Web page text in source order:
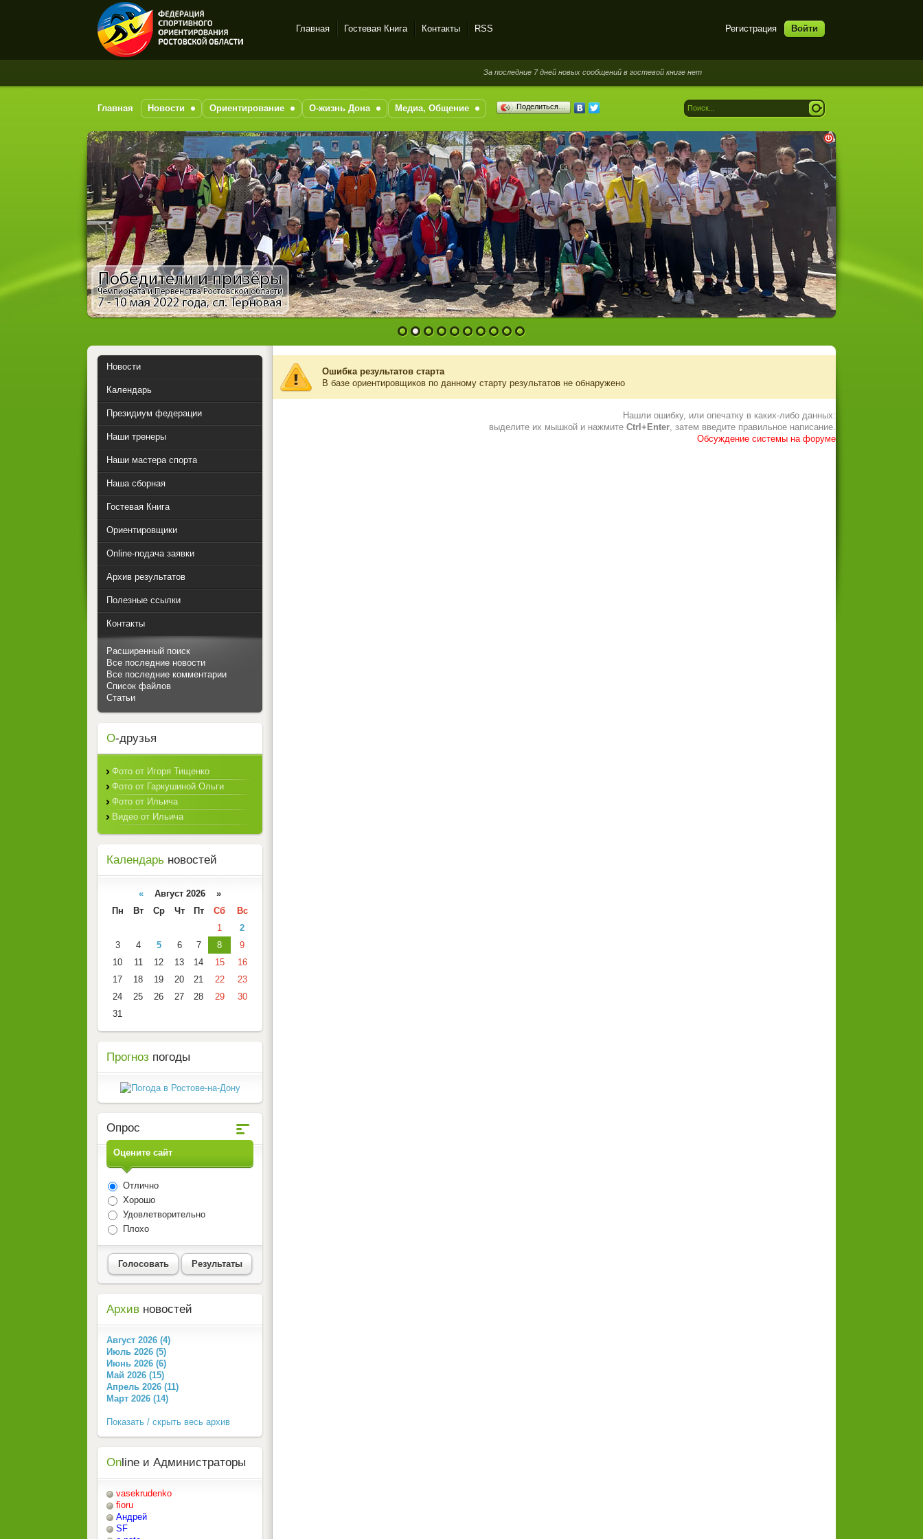
Спортивное
на-Дону
Регистрация Войти
Главная Гостевая Книга Контакты RSS
За последние 7 дней новых сообщений в гостевой книге нет
Главная Новости Ориентирование О-жизнь Дона Медиа, Общение Поделиться…
1 2 3 4 5 6 7 8 9 10
Ошибка результатов старта
В базе ориентировщиков по данному старту результатов не обнаружено
Нашли ошибку, или опечатку в каких-либо данных:
выделите их мышкой и нажмите Ctrl+Enter, затем введите правильное написание.
Обсуждение системы на форуме
Новости
Календарь
Президиум федерации
Наши тренеры
Наши мастера спорта
Наша сборная
Гостевая Книга
Ориентировщики
Online-подача заявки
Архив результатов
Полезные ссылки
Контакты
Расширенный поиск
Все последние новости
Все последние комментарии
Список файлов
Статьи
О-друзья
Фото от Игоря Тищенко
Фото от Гаркушиной Ольги
Фото от Ильича
Видео от Ильича
Календарь новостей
« Август 2026 »
Пн
Вт Ср Чт Пт Сб
Вс
1
2
3
4 5 6 7 8
9
10
11 12 13 14 15
16
17
18 19 20 21 22
23
24
25 26 27 28 29
30
31
Прогноз погоды
Опрос
Оцените сайт
Отлично
Хорошо
Удовлетворительно
Плохо
Голосовать Результаты
Архив новостей
Август 2026 (4)
Июль 2026 (5)
Июнь 2026 (6)
Май 2026 (15)
Апрель 2026 (11)
Март 2026 (14)
Показать / скрыть весь архив
On line и Администраторы
vasekrudenko
fioru
Андрей
SF